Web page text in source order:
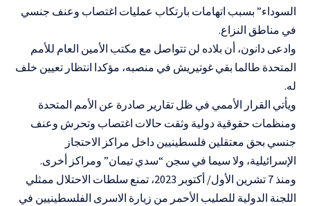
السوداء” بسبب اتهامات بارتكاب عمليات اغتصاب وعنف جنسي
في مناطق النزاع.
وادعى دانون، أن بلاده لن تتواصل مع مكتب الأمين العام للأمم
المتحدة طالما بقي غوتيريش في منصبه، مؤكدا انتظار تعيين خلف
له.
ويأتي القرار الأممي في ظل تقارير صادرة عن الأمم المتحدة
ومنظمات حقوقية دولية وثقت حالات اغتصاب وتحرش وعنف
جنسي بحق معتقلين فلسطينيين داخل مراكز الاحتجاز
الإسرائيلية، ولا سيما في سجن “سدي تيمان” ومراكز أخرى.
ومنذ 7 تشرين الأول/ أكتوبر 2023، تمنع سلطات الاحتلال ممثلي
اللجنة الدولية للصليب الأحمر من زيارة الاسرى الفلسطينيين في